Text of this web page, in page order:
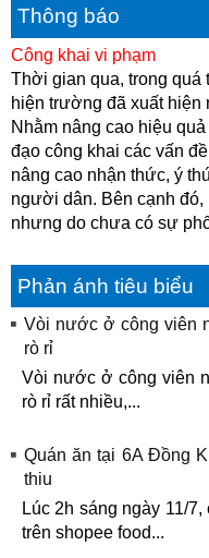
Thông báo
Công khai vi phạm
Thời gian qua, trong quá
hiện trường đã xuất hiện
Nhằm nâng cao hiệu
đạo công khai các vấn
nâng cao nhận thức, ý
người dân. Bên cạnh
nhưng do chưa có sự
Phản ánh tiêu biểu
Vòi nước ở công viên
rò rỉ
Vòi nước ở công viên
rò rỉ rất nhiều,...
Quán ăn tại 6A Đồng
thiu
Lúc 2h sáng ngày 11/
trên shopee food...